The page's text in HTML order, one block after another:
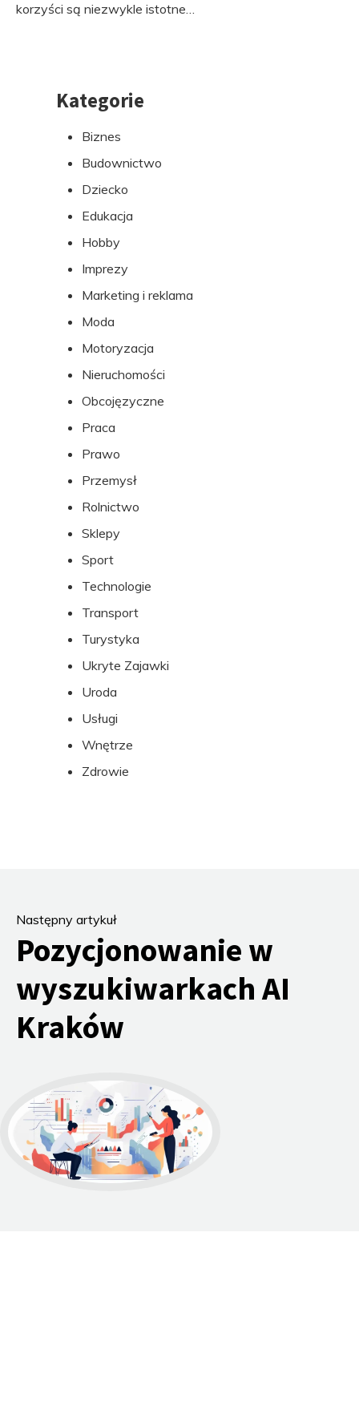
korzyści są niezwykle istotne…
PrzejdźKategorie
Biznes
Budownictwo
Dziecko
Edukacja
Hobby
Imprezy
Marketing i reklama
Moda
Motoryzacja
Nieruchomości
Obcojęzyczne
Praca
Prawo
Przemysł
Rolnictwo
Sklepy
Sport
Technologie
Transport
Turystyka
Ukryte Zajawki
Uroda
Usługi
Wnętrze
Zdrowie
Następny artykuł
Pozycjonowanie w
wyszukiwarkach AI
Kraków